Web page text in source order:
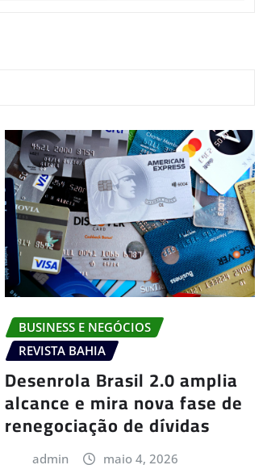
00:00
BUSINESS E NEGÓCIOS
REVISTA BAHIA
Desenrola Brasil 2.0 amplia
alcance e mira nova fase de
renegociação de dívidas
admin maio 4, 2026